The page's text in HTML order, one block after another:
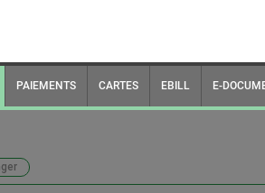
PAIEMENTS CARTES EBILL E-